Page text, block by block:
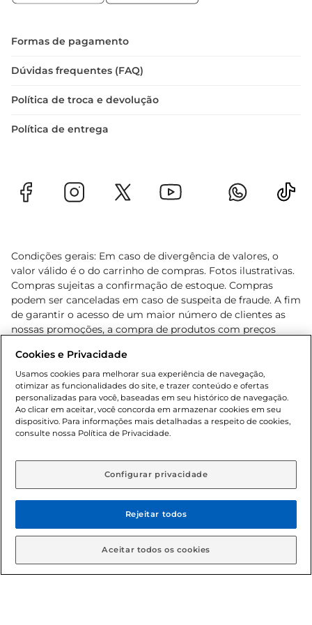
Formas de pagamento
Dúvidas frequentes (FAQ)
Política de troca e devolução
Política de entrega
Condições gerais: Em caso de divergência de valores, o
valor válido é o do carrinho de compras. Fotos ilustrativas.
Compras sujeitas a confirmação de estoque. Compras
podem ser canceladas em caso de suspeita de fraude. A fim
de garantir o acesso de um maior número de clientes as
nossas promoções, a compra de produtos com preços
cliente. Os preços, ofertas e condições são exclusivos para
o e-commerce e válidos durante o dia de hoje, podendo
sofrer alterações sem prévia notificação. Proibida a venda
de bebidas alcoólicas para menores de 18 anos, conforme
Lei n.º 8069/90, art. 81, inciso II (Estatuto da Criança e do
Adolescente). Preços e condições exclusivos para o
aviso prévio. O valor mínimo para as compras on-line é de
© 2026 Copyright. Todos os direitos
reservados Gbarbosa.
Cookies e Privacidade
Usamos cookies para melhorar sua experiência de navegação,
otimizar as funcionalidades do site, e trazer conteúdo e ofertas
personalizadas para você, baseadas em seu histórico de navegação.
Ao clicar em aceitar, você concorda em armazenar cookies em seu
dispositivo. Para informações mais detalhadas a respeito de cookies,
consulte nossa Política de Privacidade.
Configurar privacidade
Rejeitar todos
Aceitar todos os cookies